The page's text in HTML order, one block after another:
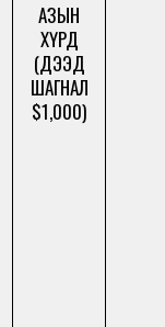
АЗЫН
ХҮРД
(ДЭЭД
ШАГНАЛ
$1,000)